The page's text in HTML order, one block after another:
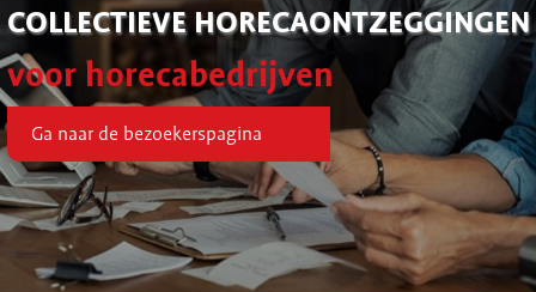
COLLECTIEVE HORECAONTZEGGINGEN
voor horecabedrijven
Ga naar de bezoekerspagina